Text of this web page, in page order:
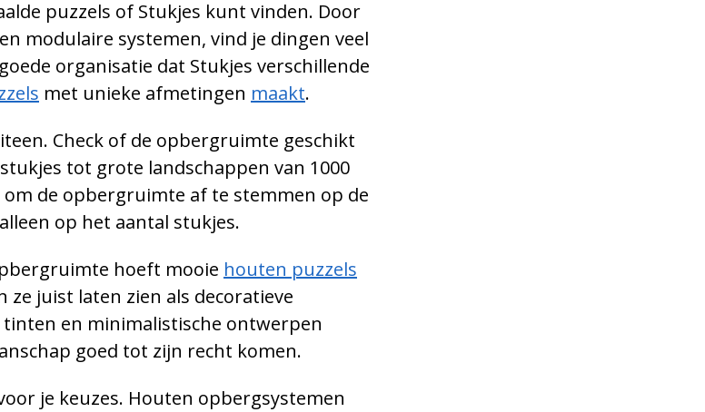
puzzels of Stukjes kunt vinden. Door
modulaire systemen, vind je dingen veel
organisatie dat Stukjes verschillende
met unieke afmetingen maakt.
Check of de opbergruimte geschikt
tot grote landschappen van 1000
om de opbergruimte af te stemmen op de
op het aantal stukjes.
hoeft mooie houten puzzels
ze juist laten zien als decoratieve
en minimalistische ontwerpen
goed tot zijn recht komen.
je keuzes. Houten opbergsystemen
15% korting code nu te ontvangen.
Uren Notulen Seconden